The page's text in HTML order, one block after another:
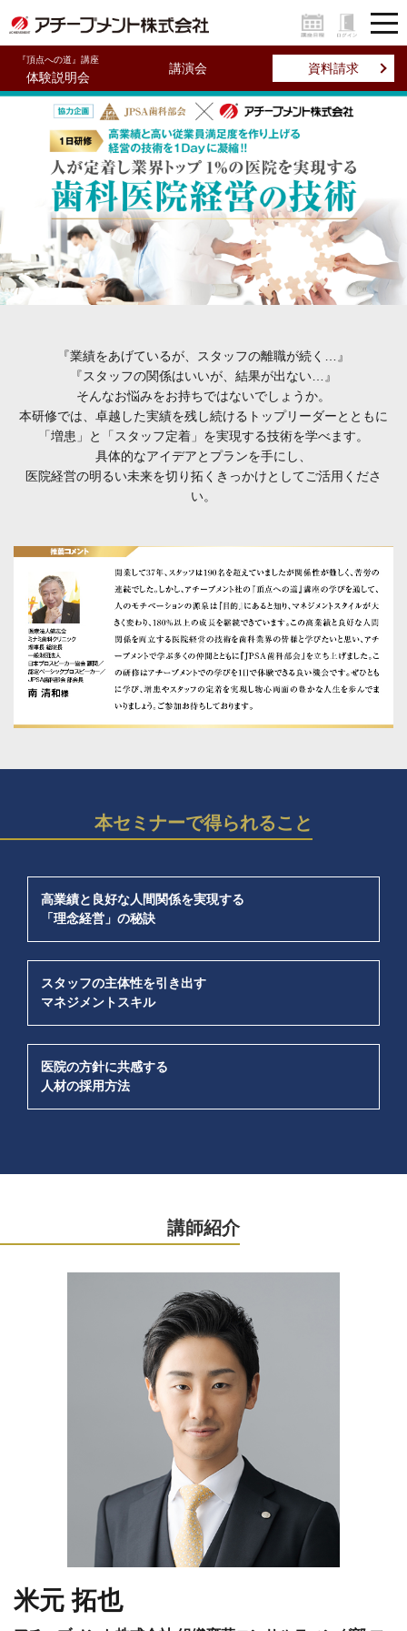
『頂点への道』講座
体験説明会
講演会 資料請求
『業績をあげているが、スタッフの離職が続く…』
『スタッフの関係はいいが、結果が出ない…』
そんなお悩みをお持ちではないでしょうか。
本研修では、卓越した実績を残し続けるトップリーダーとともに
「増患」と「スタッフ定着」を実現する技術を学べます。
具体的なアイデアとプランを手にし、
医院経営の明るい未来を切り拓くきっかけとしてご活用くださ
い。
本セミナーで得られること
高業績と良好な人間関係を実現する
「理念経営」の秘訣
スタッフの主体性を引き出す
マネジメントスキル
医院の方針に共感する
人材の採用方法
講師紹介
米元 拓也